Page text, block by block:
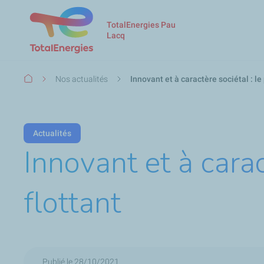
TotalEnergies Pau
Lacq
Fil
Nos actualités Innovant et à caractère sociétal :
Actualités
Innovant et à
flottant
Publié le 28/10/2021